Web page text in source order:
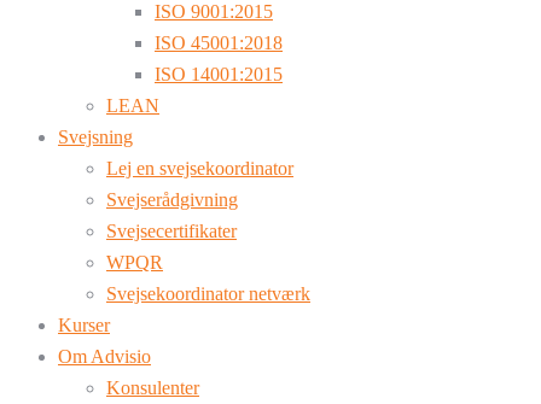
ISO 9001:2015
ISO 45001:2018
ISO 14001:2015
LEAN
Svejsning
Lej en svejsekoordinator
Svejserådgivning
Svejsecertifikater
WPQR
Svejsekoordinator netværk
Kurser
Om Advisio
Konsulenter